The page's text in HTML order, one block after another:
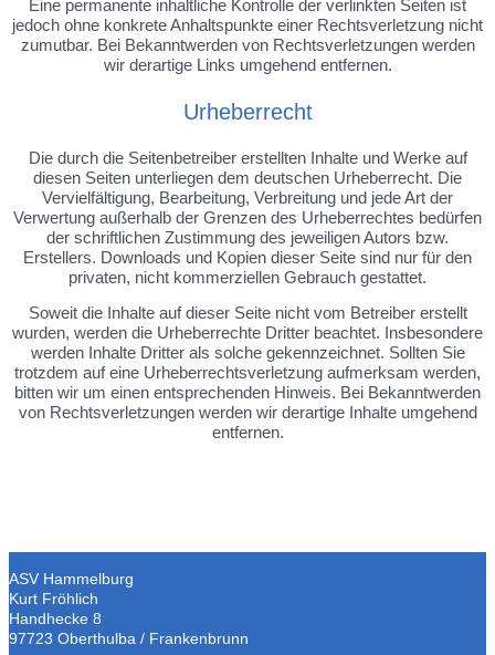
Eine permanente inhaltliche Kontrolle der verlinkten Seiten ist
jedoch ohne konkrete Anhaltspunkte einer Rechtsverletzung nicht
zumutbar. Bei Bekanntwerden von Rechtsverletzungen werden
wir derartige Links umgehend entfernen.
Urheberrecht
Die durch die Seitenbetreiber erstellten Inhalte und Werke auf
diesen Seiten unterliegen dem deutschen Urheberrecht. Die
Vervielfältigung, Bearbeitung, Verbreitung und jede Art der
Verwertung außerhalb der Grenzen des Urheberrechtes bedürfen
der schriftlichen Zustimmung des jeweiligen Autors bzw.
Erstellers. Downloads und Kopien dieser Seite sind nur für den
privaten, nicht kommerziellen Gebrauch gestattet.
Soweit die Inhalte auf dieser Seite nicht vom Betreiber erstellt
wurden, werden die Urheberrechte Dritter beachtet. Insbesondere
werden Inhalte Dritter als solche gekennzeichnet. Sollten Sie
trotzdem auf eine Urheberrechtsverletzung aufmerksam werden,
bitten wir um einen entsprechenden Hinweis. Bei Bekanntwerden
von Rechtsverletzungen werden wir derartige Inhalte umgehend
entfernen.
ASV Hammelburg
Kurt Fröhlich
Handhecke 8
97723 Oberthulba / Frankenbrunn